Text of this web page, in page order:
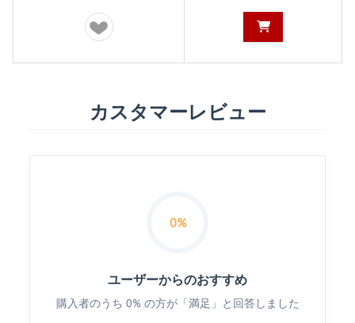
カスタマーレビュー
0%
ユーザーからのおすすめ
購入者のうち 0% の方が「満足」と回答しました